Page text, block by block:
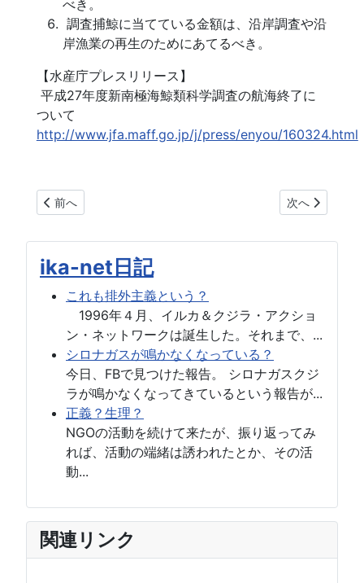
べき。
調査捕鯨に当てている金額は、沿岸調査や沿
岸漁業の再生のためにあてるべき。
【水産庁プレスリリース】
平成27年度新南極海鯨類科学調査の航海終了に
ついて
http://www.jfa.maff.go.jp/j/press/enyou/160324.html
前の記事へ: クジラの陰謀
前へ 次の記事へ:
次へ
ika-net日記
これも排外主義という？
1996年４月、イルカ＆クジラ・アクショ
ン・ネットワークは誕生した。それまで、...
シロナガスが鳴かなくなっている？
今日、FBで見つけた報告。 シロナガスクジ
ラが鳴かなくなってきているという報告が...
正義？生理？
NGOの活動を続けて来たが、振り返ってみ
れば、活動の端緒は誘われたとか、その活
動...
関連リンク